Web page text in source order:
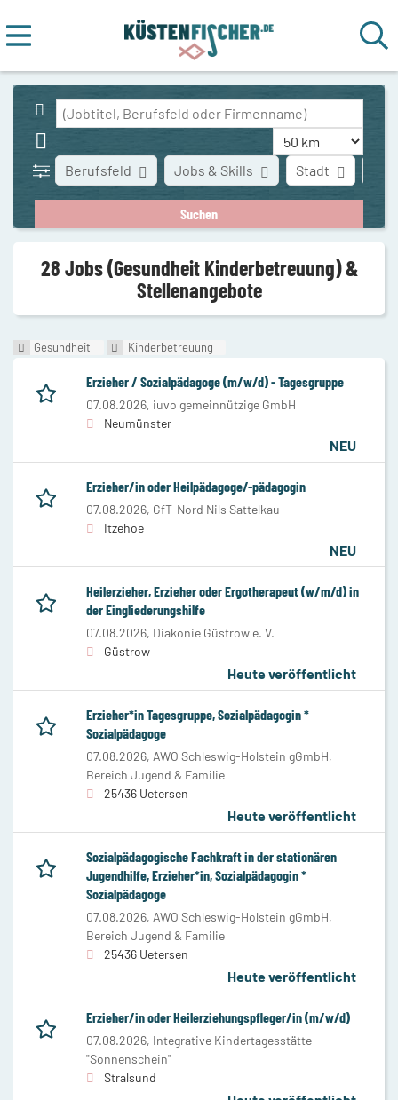
Stadt
Berufsfeld Jobs & Skills
28 Jobs (Gesundheit Kinderbetreuung) &
Stellenangebote
Gesundheit Kinderbetreuung
Erzieher / Sozialpädagoge (m/w/d) - Tagesgruppe
07.08.2026, iuvo gemeinnützige GmbH
Neumünster
NEU
Erzieher/in oder Heilpädagoge/-pädagogin
07.08.2026, GfT-Nord Nils Sattelkau
Itzehoe
NEU
Heilerzieher, Erzieher oder Ergotherapeut (w/m/d) in
der Eingliederungshilfe
07.08.2026, Diakonie Güstrow e. V.
Güstrow
Heute veröffentlicht
Erzieher*in Tagesgruppe, Sozialpädagogin *
Sozialpädagoge
07.08.2026, AWO Schleswig-Holstein gGmbH,
Bereich Jugend & Familie
25436 Uetersen
Heute veröffentlicht
Sozialpädagogische Fachkraft in der stationären
Jugendhilfe, Erzieher*in, Sozialpädagogin *
Sozialpädagoge
07.08.2026, AWO Schleswig-Holstein gGmbH,
Bereich Jugend & Familie
25436 Uetersen
Heute veröffentlicht
Erzieher/in oder Heilerziehungspfleger/in (m/w/d)
07.08.2026, Integrative Kindertagesstätte
"Sonnenschein"
Stralsund